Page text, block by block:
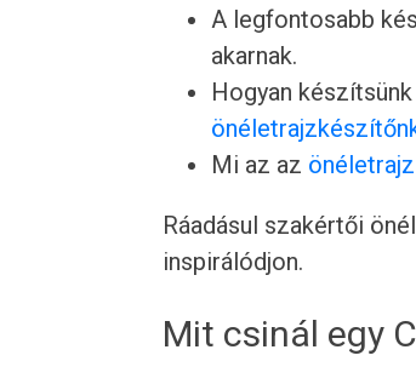
A legfontosabb
akarnak.
Hogyan
Mi az az
Ráadásul szakértői
inspirálódjon.
Mit csinál egy